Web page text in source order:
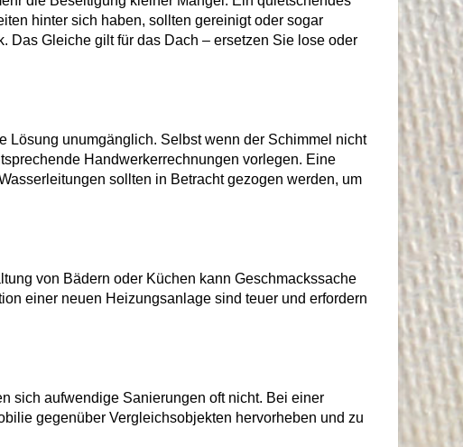
hinter sich haben, sollten gereinigt oder sogar
Das Gleiche gilt für das Dach – ersetzen Sie lose oder
unumgänglich. Selbst wenn der Schimmel nicht
Handwerkerrechnungen vorlegen. Eine
sollten in Betracht gezogen werden, um
von Bädern oder Küchen kann Geschmackssache
einer neuen Heizungsanlage sind teuer und erfordern
sich aufwendige Sanierungen oft nicht. Bei einer
gegenüber Vergleichsobjekten hervorheben und zu